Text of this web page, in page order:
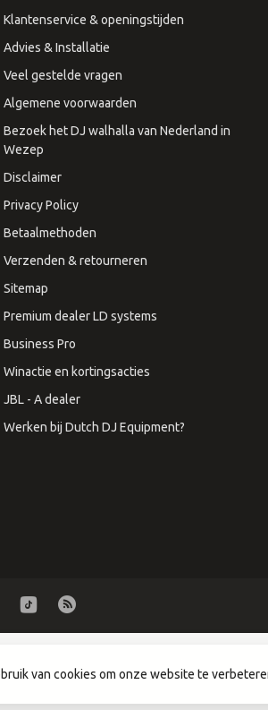
Klantenservice & openingstijden
Advies & Installatie
Veel gestelde vragen
Algemene voorwaarden
Bezoek het DJ walhalla van Nederland in
Wezep
Disclaimer
Privacy Policy
Betaalmethoden
Verzenden & retourneren
Sitemap
Premium dealer LD systems
Business Pro
Winactie en kortingsacties
JBL - A dealer
Werken bij Dutch DJ Equipment?
Lightspeed-Lightspeed designbyDyvelopment
van cookies om onze website te